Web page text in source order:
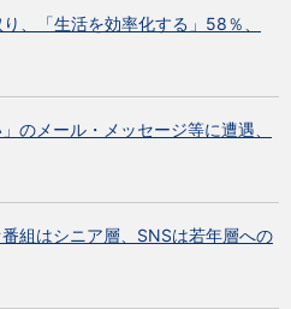
、「生活を効率化する」58％、
のメール・メッセージ等に遭遇、
組はシニア層、SNSは若年層への